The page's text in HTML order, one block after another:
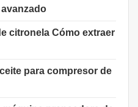
citronela Cómo extraer
para compresor de